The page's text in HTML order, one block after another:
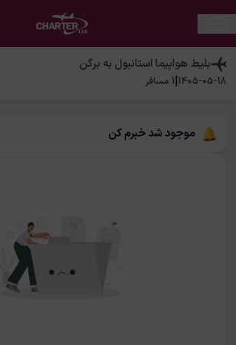
بلیط هواپیمااستانبول به برگن
1405-05-18
|
1 مسافر
موجود شد خبرم کن